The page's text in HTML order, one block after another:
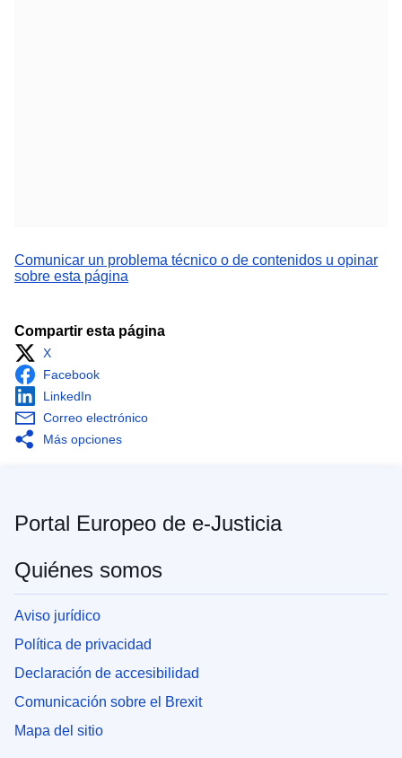
Comunicar un problema técnico o de contenidos u opinar
sobre esta página
Compartir esta página
X
Facebook
LinkedIn
Correo electrónico
Más opciones
Portal Europeo de e-Justicia
Quiénes somos
Aviso jurídico
Política de privacidad
Declaración de accesibilidad
Comunicación sobre el Brexit
Mapa del sitio